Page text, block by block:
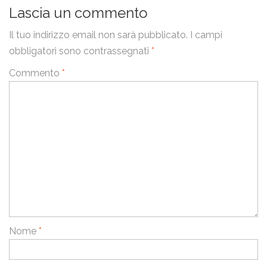
Lascia un commento
Il tuo indirizzo email non sarà pubblicato.
I campi
obbligatori sono contrassegnati *
Commento *
Nome *